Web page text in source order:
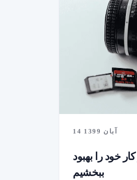
14 آبان 1399
خود را بهبود
ببخشیم